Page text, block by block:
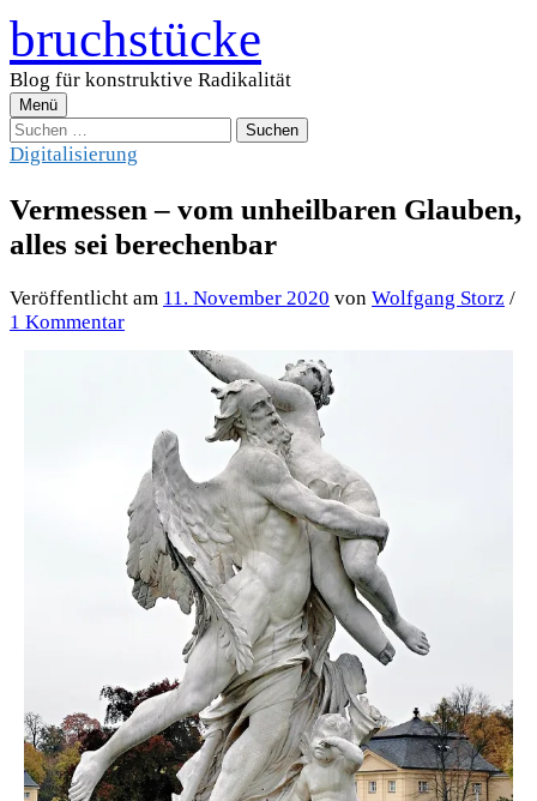
Zum
Inhalt
überspringen
bruchstücke
Blog für konstruktive Radikalität
Menü
Suchen
nach:
Digitalisierung
Vermessen – vom unheilbaren Glauben,
alles sei berechenbar
Veröffentlicht am 11. November 2020 von Wolfgang Storz /
1 Kommentar